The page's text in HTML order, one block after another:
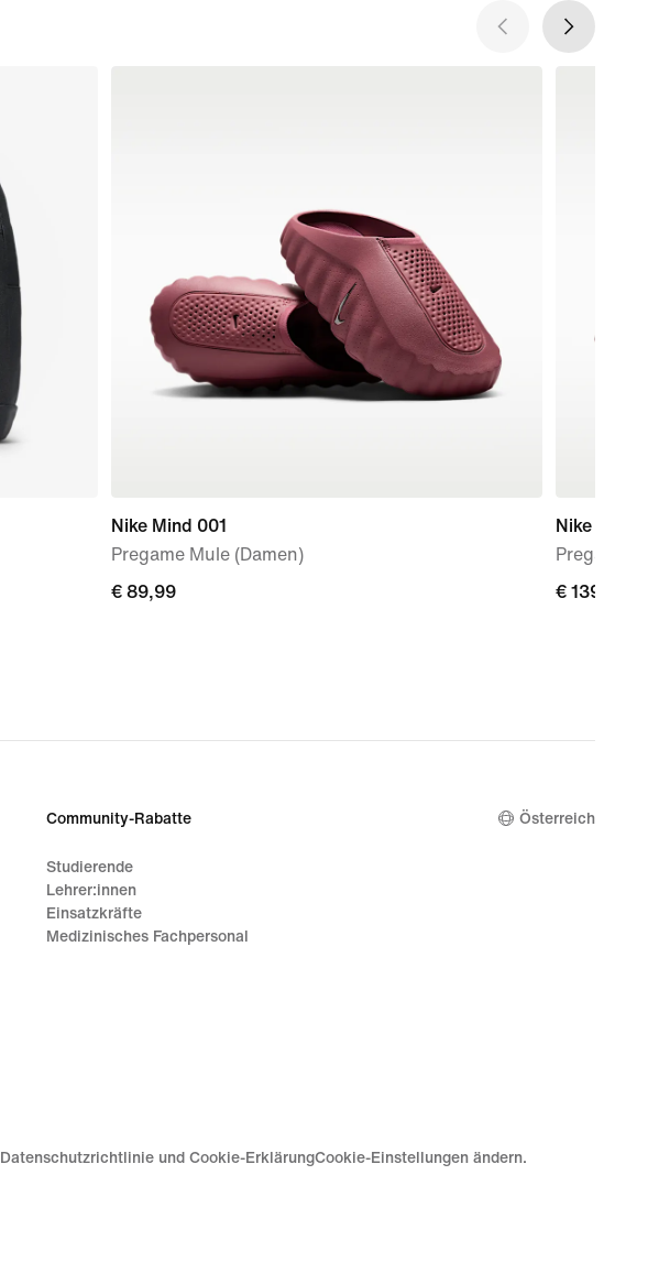
Nike Mind 001
Pregame Mule (Damen)
€ 89,99
€ 89,99
Nike Mind
Pregame-
€ 139,99
€ 139,99
Community-Rabatte
Studierende
Lehrer:innen
Einsatzkräfte
Medizinisches Fachpersonal
Österreich
Datenschutzrichtlinie und Cookie-ErklärungCookie-Einstellungen ändern.